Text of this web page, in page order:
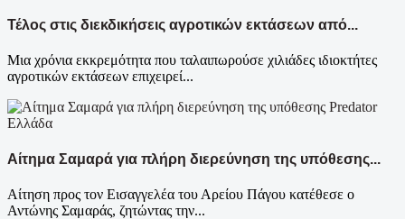
Τέλος στις διεκδικήσεις αγροτικών εκτάσεων από...
Μια χρόνια εκκρεμότητα που ταλαιπωρούσε χιλιάδες ιδιοκτήτες
αγροτικών εκτάσεων επιχειρεί...
Ελλάδα
Αίτημα Σαμαρά για πλήρη διερεύνηση της υπόθεσης...
Αίτηση προς τον Εισαγγελέα του Αρείου Πάγου κατέθεσε ο
Αντώνης Σαμαράς, ζητώντας την...